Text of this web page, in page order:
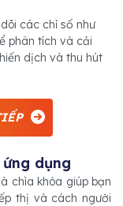
các chỉ số như
phân tích và cải
dịch và thu hút
dụng
chìa khóa giúp bạn
thị và cách người